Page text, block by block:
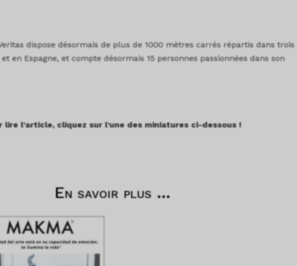
dispose désormais de plus de 1000 mètres carrés répartis dans trois
en Espagne, et compte désormais 15 personnes passionnées dans son
lire l’article, cliquez sur l’une des miniatures ci-dessous !
En savoir plus ...